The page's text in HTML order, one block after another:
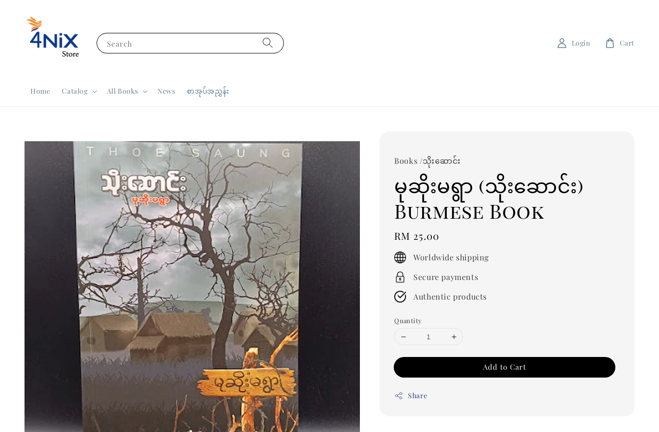
Search
Home Catalog All Books News စာအုပ်အညွှန်း
Login Cart
Books /သိုးဆောင်း
မုဆိုးမရွာ (သိုးဆောင်း)
Burmese Book
Regular
price
RM 25.00
Worldwide shipping
Secure payments
Authentic products
Quantity
Add to Cart
Share